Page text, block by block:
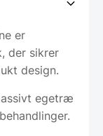
er
der sikrer
design.
egetræ